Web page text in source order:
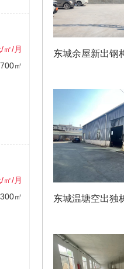
㎡/月
㎡
㎡/月
㎡